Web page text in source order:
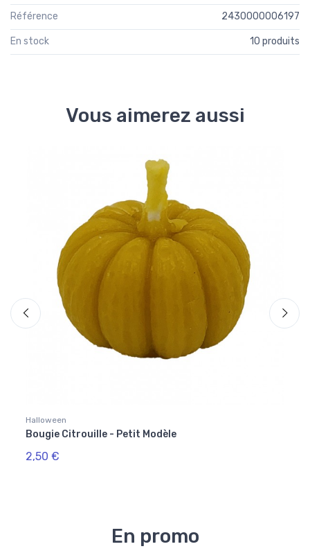
Référence 2430000006197
En stock 10 produits
Vous aimerez aussi
Halloween
Bougie Citrouille - Petit Modèle
2,50 €
En promo